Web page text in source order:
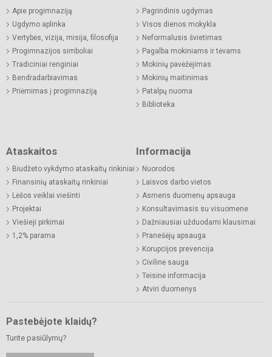
Apie progimnaziją
Ugdymo aplinka
Vertybės, vizija, misija, filosofija
Progimnazijos simboliai
Tradiciniai renginiai
Bendradarbiavimas
Priėmimas į progimnaziją
Pagrindinis ugdymas
Visos dienos mokykla
Neformalusis švietimas
Pagalba mokiniams ir tėvams
Mokinių pavėžėjimas
Mokinių maitinimas
Patalpų nuoma
Biblioteka
Ataskaitos
Biudžeto vykdymo ataskaitų rinkiniai
Finansinių ataskaitų rinkiniai
Lėšos veiklai viešinti
Projektai
Viešieji pirkimai
1,2% parama
Informacija
Nuorodos
Laisvos darbo vietos
Asmens duomenų apsauga
Konsultavimasis su visuomene
Dažniausiai užduodami klausimai
Pranešėjų apsauga
Korupcijos prevencija
Civilinė sauga
Teisinė informacija
Atviri duomenys
Pastebėjote klaidų?
Turite pasiūlymų?